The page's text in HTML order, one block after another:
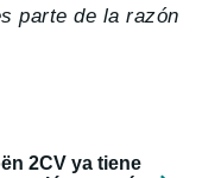
parte de la razón
2CV ya tiene